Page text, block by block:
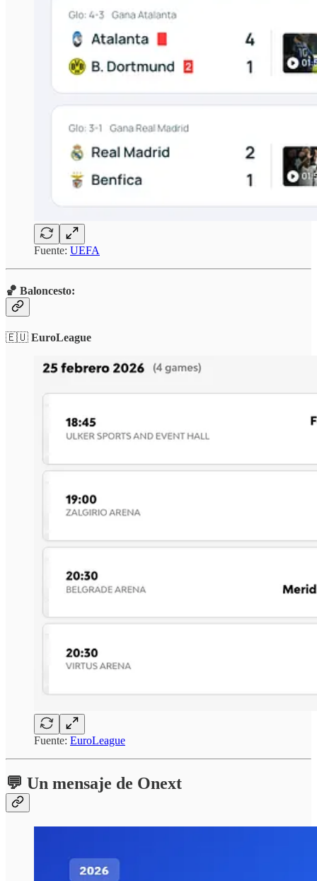
Fuente: UEFA
🏀 Baloncesto:
🇪🇺 EuroLeague
Fuente: EuroLeague
💬 Un mensaje de Onext